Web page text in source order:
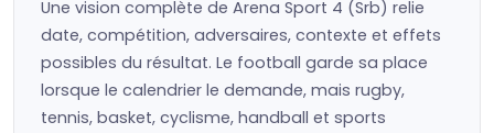
Une vision complète de Arena Sport 4 (Srb) relie
date, compétition, adversaires, contexte et effets
possibles du résultat. Le football garde sa place
lorsque le calendrier le demande, mais rugby,
tennis, basket, cyclisme, handball et sports